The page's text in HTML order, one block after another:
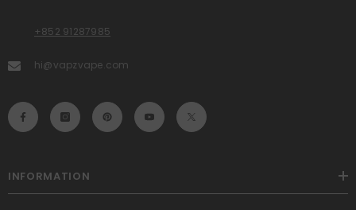
+852 91287985
hi@vapzvape.com
INFORMATION